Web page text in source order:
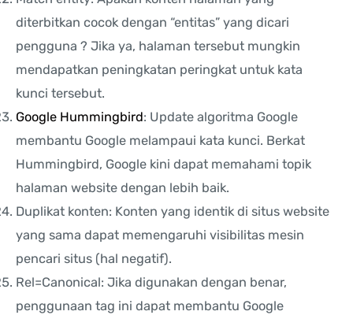
diterbitkan cocok dengan “entitas” yang dicari
pengguna ? Jika ya, halaman tersebut mungkin
mendapatkan peningkatan peringkat untuk kata
kunci tersebut.
Google Hummingbird: Update algoritma Google
membantu Google melampaui kata kunci. Berkat
Hummingbird, Google kini dapat memahami topik
halaman website dengan lebih baik.
Duplikat konten: Konten yang identik di situs website
yang sama dapat memengaruhi visibilitas mesin
pencari situs (hal negatif).
Rel=Canonical: Jika digunakan dengan benar,
penggunaan tag ini dapat membantu Google